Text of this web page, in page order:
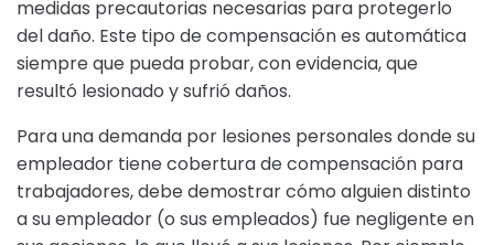
medidas precautorias necesarias para protegerlo
del daño. Este tipo de compensación es automática
siempre que pueda probar, con evidencia, que
resultó lesionado y sufrió daños.
Para una demanda por lesiones personales donde su
empleador tiene cobertura de compensación para
trabajadores, debe demostrar cómo alguien distinto
a su empleador (o sus empleados) fue negligente en